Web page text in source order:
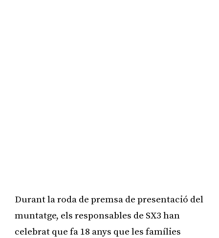
Durant la roda de premsa de presentació del
muntatge, els responsables de SX3 han
celebrat que fa 18 anys que les famílies